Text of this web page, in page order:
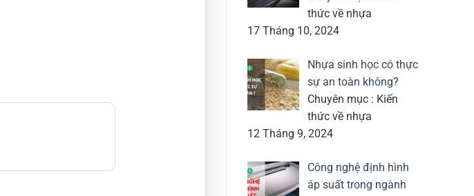
thức về nhựa
17 Tháng 10, 2024
Nhựa sinh học có thực
sự an toàn không?
Chuyên mục : Kiến
thức về nhựa
12 Tháng 9, 2024
Công nghệ định hình
áp suất trong ngành